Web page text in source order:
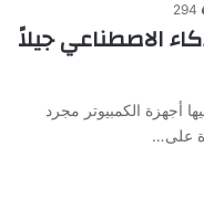
294
الاصطناعي جيلاً
أجهزة الكمبيوتر مجرد
على…